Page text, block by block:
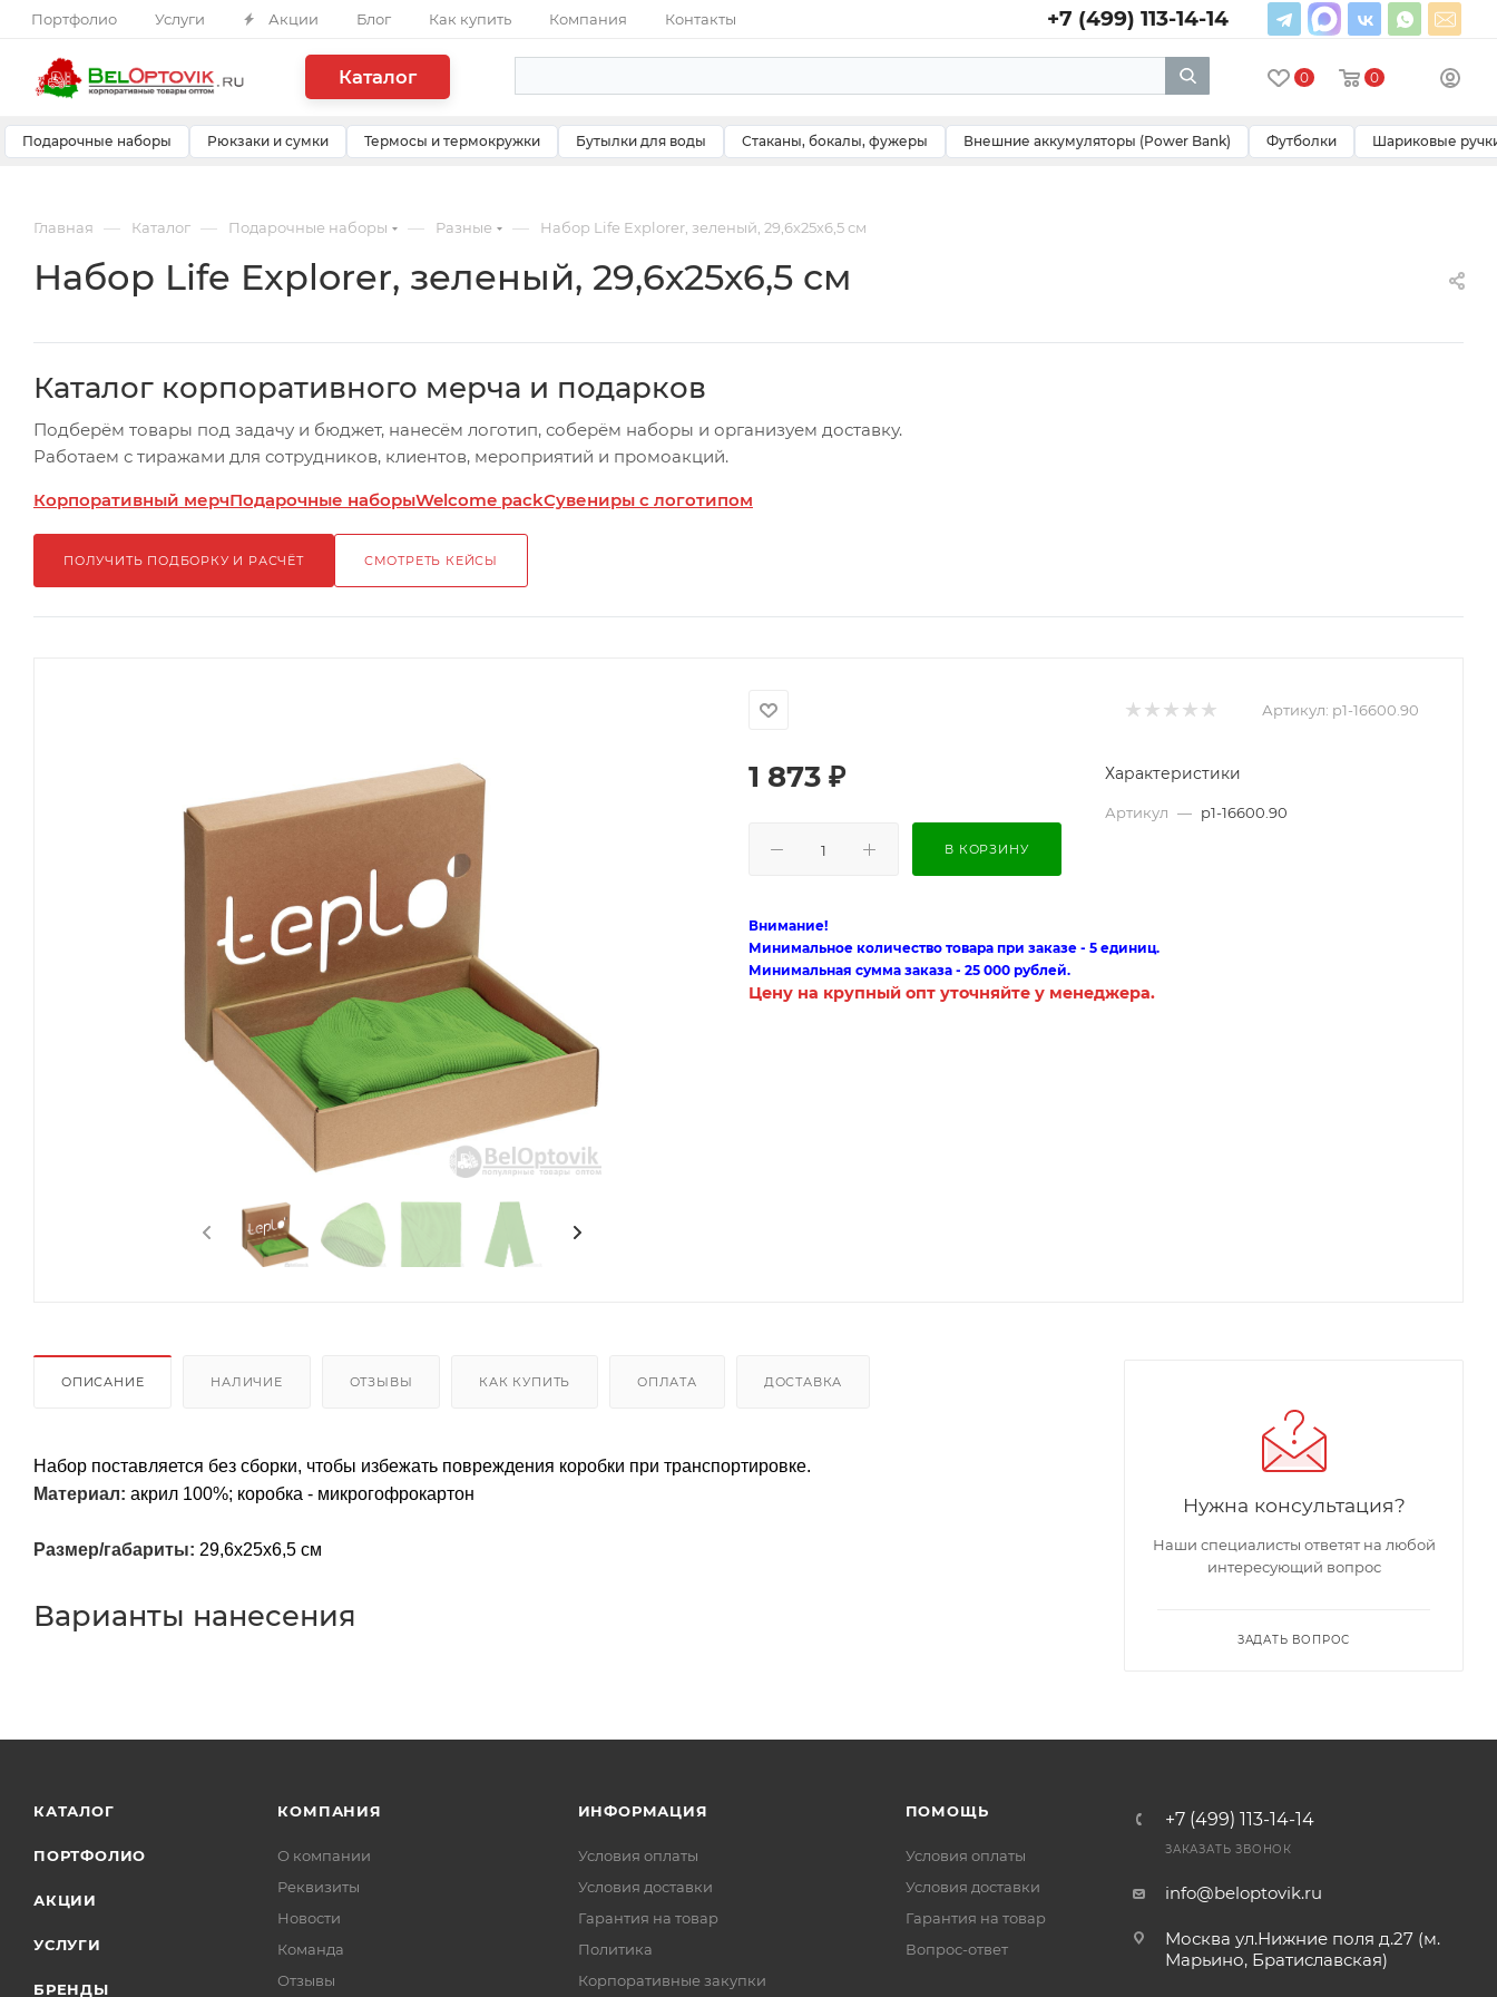
Портфолио Услуги Акции Блог Как купить Компания Контакты +7 (499) 113-14-14
Каталог 0 0
Подарочные наборы Рюкзаки и сумки Термосы и термокружки Бутылки для воды Стаканы, бокалы, фужеры Внешние аккумуляторы (Power Bank) Футболки Шариковые
Главная — Каталог — Подарочные наборы — Разные — Набор Life Explorer, зеленый, 29,6х25х6,5 см
Набор Life Explorer, зеленый, 29,6х25х6,5 см
Каталог корпоративного мерча и подарков
Подберём товары под задачу и бюджет, нанесём логотип, соберём наборы и организуем доставку.
Работаем с тиражами для сотрудников, клиентов, мероприятий и промоакций.
Корпоративный мерчПодарочные наборыWelcome packСувениры с логотипом
ПОЛУЧИТЬ ПОДБОРКУ И РАСЧЁТ СМОТРЕТЬ КЕЙСЫ
Артикул: p1-16600.90
1 873 ₽
В КОРЗИНУ
Характеристики
Артикул — p1-16600.90
Внимание!
Минимальное количество товара при заказе - 5 единиц.
Минимальная сумма заказа - 25 000 рублей.
Цену на крупный опт уточняйте у менеджера.
ОПИСАНИЕ НАЛИЧИЕ ОТЗЫВЫ КАК КУПИТЬ ОПЛАТА ДОСТАВКА
Набор поставляется без сборки, чтобы избежать повреждения коробки при транспортировке.
Материал: акрил 100%; коробка - микрогофрокартон
Размер/габариты: 29,6х25х6,5 см
Варианты нанесения
Нужна консультация?
Наши специалисты ответят на любой
интересующий вопрос
ЗАДАТЬ ВОПРОС
КАТАЛОГ
ПОРТФОЛИО
АКЦИИ
УСЛУГИ
БРЕНДЫ
КОМПАНИЯ
О компании
Реквизиты
Новости
Команда
Отзывы
ИНФОРМАЦИЯ
Условия оплаты
Условия доставки
Гарантия на товар
Политика
Корпоративные закупки
ПОМОЩЬ
Условия оплаты
Условия доставки
Гарантия на товар
Вопрос-ответ
+7 (499) 113-14-14
ЗАКАЗАТЬ ЗВОНОК
info@beloptovik.ru
Москва ул.Нижние поля д.27 (м.
Марьино, Братиславская)